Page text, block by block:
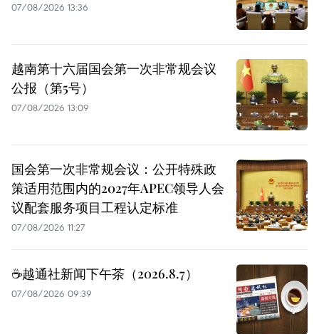
07/08/2026 13:36
越南第十六届国会第一次非常规会议
公报（第5号）
07/08/2026 13:09
国会第一次非常规会议：公开特殊政
策适用范围内的2027年APEC领导人会
议配套服务项目工程认定标准
07/08/2026 11:27
☕️越通社新闻下午茶（2026.8.7）
07/08/2026 09:39